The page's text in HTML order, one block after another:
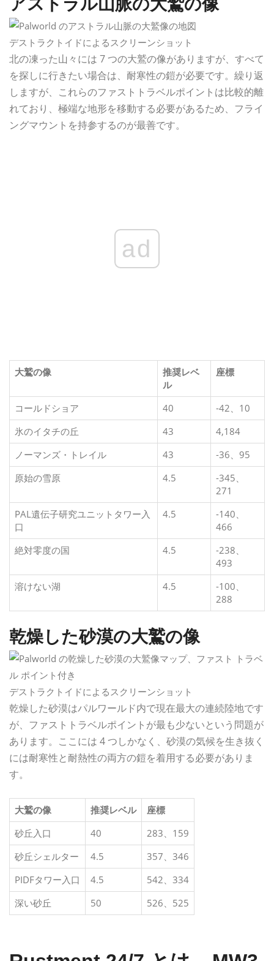
アストラル山脈の大鷲の像
デストラクトイドによるスクリーンショット
北の凍った山々には 7 つの大鷲の像がありますが、すべて
を探しに行きたい場合は、耐寒性の鎧が必要です。繰り返
しますが、これらのファストトラベルポイントは比較的離
れており、極端な地形を移動する必要があるため、フライ
ングマウントを持参するのが最善です。
ad
大鷲の像
推奨レベ
ル
座標
コールドショア 40
-42、10
氷のイタチの丘
43
4,184
ノーマンズ・トレイル
43
-36、95
原始の雪原
4.5
-345、
271
PAL遺伝子研究ユニットタワー入
口
4.5
-140、
466
絶対零度の国
4.5
-238、
493
溶けない湖
4.5
-100、
288
乾燥した砂漠の大鷲の像
デストラクトイドによるスクリーンショット
乾燥した砂漠はパルワールド内で現在最大の連続陸地です
が、ファストトラベルポイントが最も少ないという問題が
あります。ここには 4 つしかなく、砂漠の気候を生き抜く
には耐寒性と耐熱性の両方の鎧を着用する必要がありま
す。
大鷲の像 推奨レベル
座標
砂丘入口
40
283、159
砂丘シェルター
4.5
357、346
PIDFタワー入口
4.5
542、334
深い砂丘
50 526、525